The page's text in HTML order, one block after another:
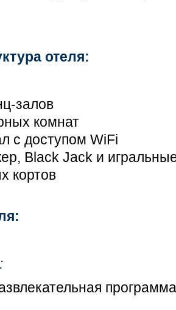
отеля:
залов
комнат
с доступом WiFi
Black Jack и
кортов
программа